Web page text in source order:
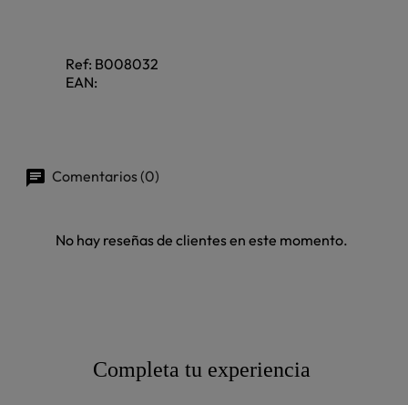
Ref: B008032
EAN:
Comentarios (0)
No hay reseñas de clientes en este momento.
Completa tu experiencia